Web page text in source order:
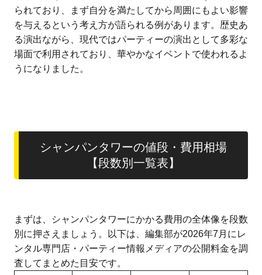
られており、まず自分を満たしてから周囲にもよい影響
を与えるという考え方が語られる例があります。歴史あ
る演出ながら、現代ではパーティーの演出として多彩な
場面で利用されており、華やかなイベントで使われるよ
うになりました。
シャンパンタワーの値段・費用相場
【段数別一覧表】
まずは、シャンパンタワーにかかる費用の全体像を段数
別に押さえましょう。以下は、編集部が2026年7月にレ
ンタル専門店・パーティー情報メディアの公開料金を調
査してまとめた目安です。